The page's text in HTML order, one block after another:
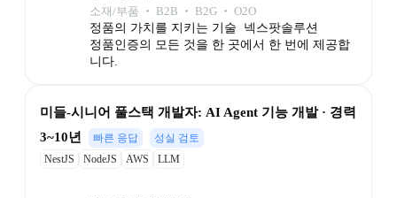
소재/부품 ‧ B2B ‧ B2G ‧ O2O
정품의 가치를 지키는 기술  넥스팟솔루션
정품인증의 모든 것을 한 곳에서 한 번에 제공합
니다.
미들-시니어 풀스택 개발자: AI Agent 기능 개발 · 경력
3~10년
빠른 응답
성실 검토
NestJS
NodeJS AWS LLM